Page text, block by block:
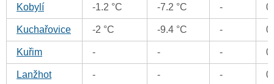
Kobylí -1.2 °C -7.2 °C - 0
Kuchařovice -2 °C -9.4 °C - 0
Kuřim - - - 0
Lanžhot - - - 0